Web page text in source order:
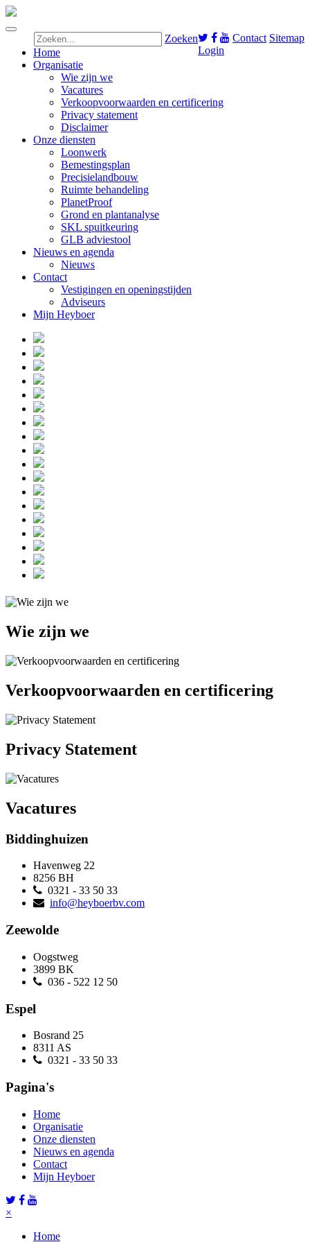
Contact Sitemap
Login
Zoeken
Home
Organisatie
Wie zijn we
Vacatures
Verkoopvoorwaarden en certificering
Privacy statement
Disclaimer
Onze diensten
Loonwerk
Bemestingsplan
Precisielandbouw
Ruimte behandeling
PlanetProof
Grond en plantanalyse
SKL spuitkeuring
GLB adviestool
Nieuws en agenda
Nieuws
Contact
Vestigingen en openingstijden
Adviseurs
Mijn Heyboer
Wie zijn we
Verkoopvoorwaarden en certificering
Privacy Statement
Vacatures
Biddinghuizen
Havenweg 22
8256 BH
0321 - 33 50 33
info@heyboerbv.com
Zeewolde
Oogstweg
3899 BK
036 - 522 12 50
Espel
Bosrand 25
8311 AS
0321 - 33 50 33
Pagina's
Home
Organisatie
Onze diensten
Nieuws en agenda
Contact
Mijn Heyboer
×
Home